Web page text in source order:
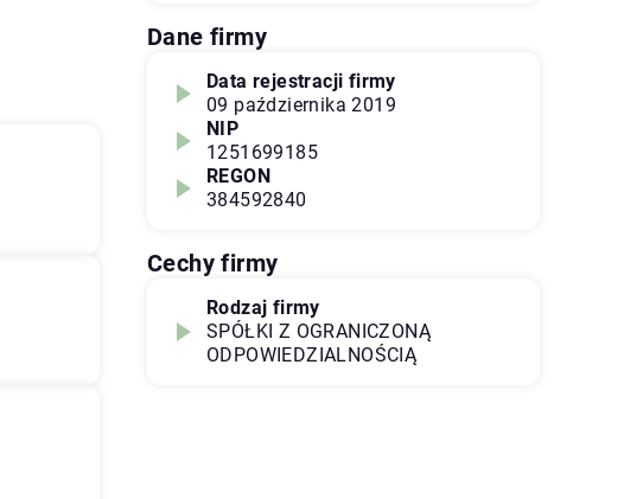
Dane firmy
Data rejestracji firmy
09 października 2019
NIP
1251699185
REGON
384592840
Cechy firmy
Rodzaj firmy
SPÓŁKI Z OGRANICZONĄ
ODPOWIEDZIALNOŚCIĄ